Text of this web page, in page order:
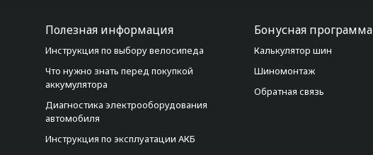
Полезная информация
Инструкция по выбору велосипеда
Что нужно знать перед покупкой
аккумулятора
Диагностика электрооборудования
автомобиля
Инструкция по эксплуатации АКБ
Бонусная программа
Калькулятор шин
Шиномонтаж
Обратная связь